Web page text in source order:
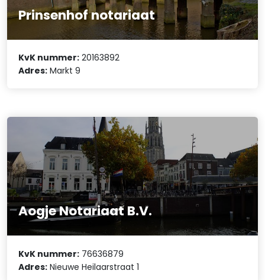
Prinsenhof notariaat
KvK nummer: 20163892
Adres: Markt 9
Aogje Notariaat B.V.
KvK nummer: 76636879
Adres: Nieuwe Heilaarstraat 1